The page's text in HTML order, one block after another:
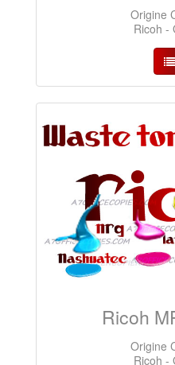
Origine
Ricoh -
Ricoh
Origine
Ricoh -